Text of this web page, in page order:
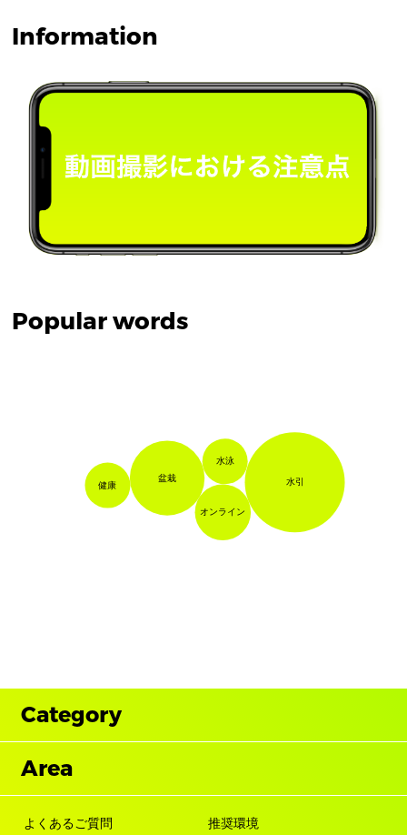
Information
Popular words
水泳
健康
オンライン
盆栽 水引
Category
Area
よくあるご質問 推奨環境